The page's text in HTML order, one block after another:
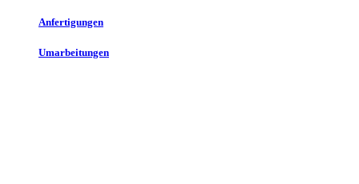
Anfertigungen
Umarbeitungen